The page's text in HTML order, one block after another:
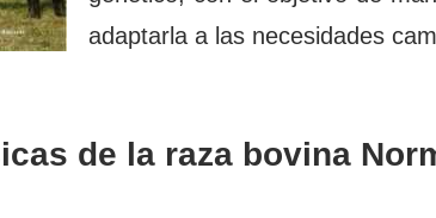
adaptarla a las necesidades
de la raza bovina